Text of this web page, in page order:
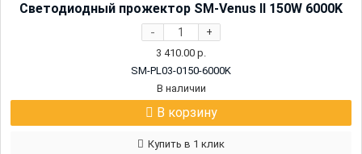
Светодиодный прожектор SM-Venus II 150W 6000K
- +
3 410.00 р.
SM-PL03-0150-6000K
В наличии
В корзину
Купить в 1 клик